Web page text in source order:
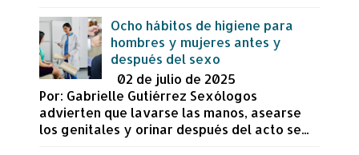
Ocho hábitos de higiene para
hombres y mujeres antes y
después del sexo
02 de julio de 2025
Por: Gabrielle Gutiérrez Sexólogos
advierten que lavarse las manos, asearse
los genitales y orinar después del acto se...